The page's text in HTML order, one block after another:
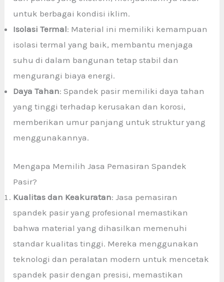
untuk berbagai kondisi iklim.
Isolasi Termal: Material ini memiliki kemampuan
isolasi termal yang baik, membantu menjaga
suhu di dalam bangunan tetap stabil dan
mengurangi biaya energi.
Daya Tahan: Spandek pasir memiliki daya tahan
yang tinggi terhadap kerusakan dan korosi,
memberikan umur panjang untuk struktur yang
menggunakannya.
Mengapa Memilih Jasa Pemasiran Spandek
Pasir?
Kualitas dan Keakuratan: Jasa pemasiran
spandek pasir yang profesional memastikan
bahwa material yang dihasilkan memenuhi
standar kualitas tinggi. Mereka menggunakan
teknologi dan peralatan modern untuk mencetak
spandek pasir dengan presisi, memastikan